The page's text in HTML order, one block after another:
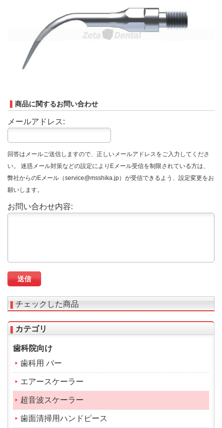
商品に関するお問い合わせ
メールアドレス:
回答はメールご送信しますので、正しいメールアドレスをご入力してくださ
い。 迷惑メール対策などの設定によりEメール受信を制限されている方は、
弊社からのEメール（service@msshika.jp）が受信できるよう、設定変更をお
願いします。
お問い合わせ内容:
チェックした商品
カテゴリ
歯科院向け
歯科用 バー
エアースケーラー
超音波スケーラー
歯面清掃用ハンドピース